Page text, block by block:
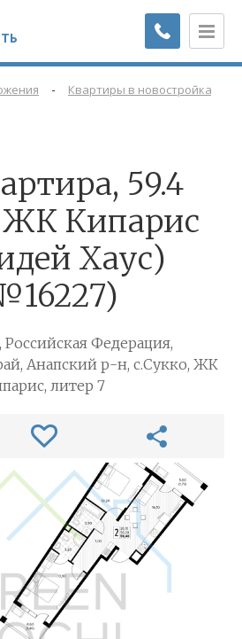
- Квартиры в новостройках
59.4
ЖК Кипарис
Хаус)
Федерация,
Анапский р-н, с.Сукко, ЖК
литер 7